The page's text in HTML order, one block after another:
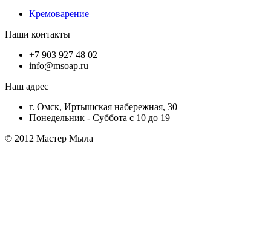
Кремоварение
Наши контакты
+7 903 927 48 02
info@msoap.ru
Наш адрес
г. Омск, Иртышская набережная, 30
Понедельник - Суббота с 10 до 19
© 2012 Мастер Мыла